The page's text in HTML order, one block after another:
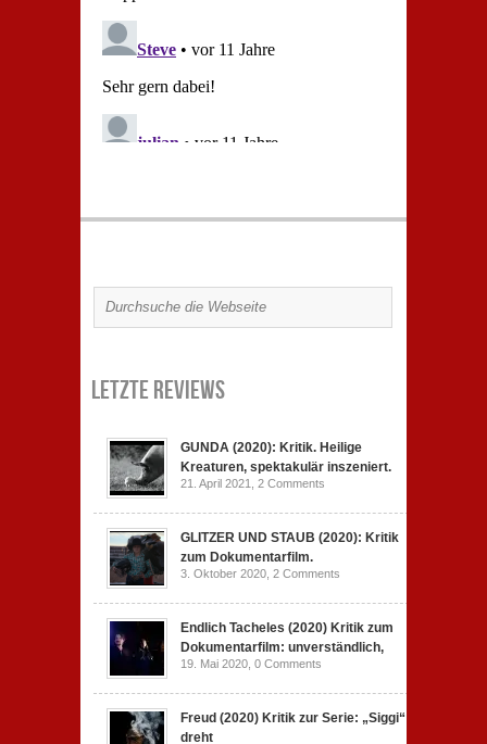
Letzte Reviews
GUNDA (2020): Kritik. Heilige
Kreaturen, spektakulär inszeniert.
21. April 2021, 2 Comments
GLITZER UND STAUB (2020): Kritik
zum Dokumentarfilm.
3. Oktober 2020, 2 Comments
Endlich Tacheles (2020) Kritik zum
Dokumentarfilm: unverständlich,
19. Mai 2020, 0 Comments
Freud (2020) Kritik zur Serie: „Siggi“
dreht